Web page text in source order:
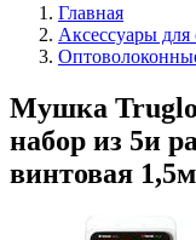
Главная
Аксессуары
Мушка Truglo
набор из 5и
винтовая